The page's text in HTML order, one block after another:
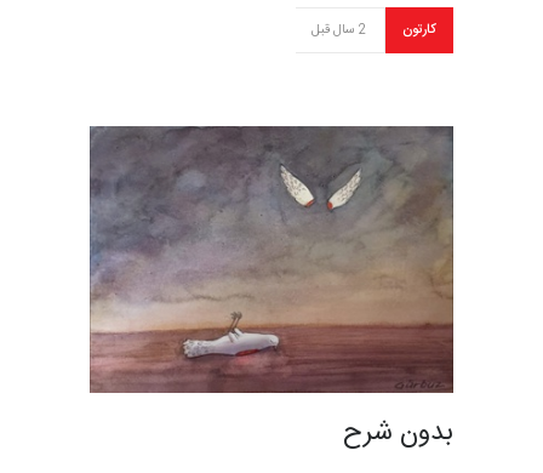
کارتون 2 سال قبل
بدون شرح